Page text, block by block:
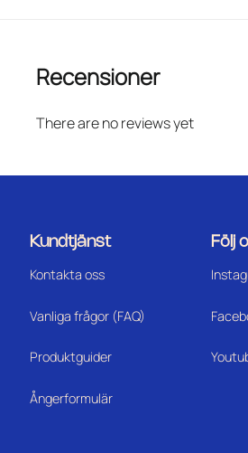
Recensioner
There are no reviews yet
Kundtjänst
Kontakta oss
Vanliga frågor (FAQ)
Produktguider
Ångerformulär
Följ